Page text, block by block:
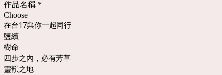
作品名稱 *
Choose
在台17與你一起同行
鹽續
樹命
四步之內，必有芳草
靈韻之地